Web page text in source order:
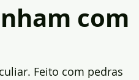
com
Feito com pedras